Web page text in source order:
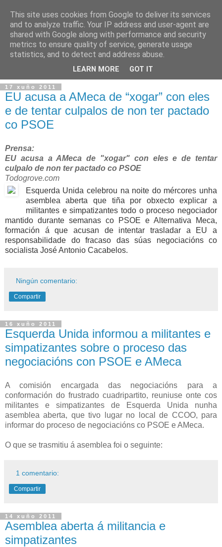
17 xuño 2011
EU acusa a AMeca de “xogar” con eles
e de tentar culpalos de non ter pactado
co PSOE
Prensa:
EU acusa a AMeca de "xogar" con eles e de tentar
culpalo de non ter pactado co PSOE
Todogrove.com
Esquerda Unida celebrou na noite do mércores unha
asemblea aberta que tiña por obxecto explicar a
militantes e simpatizantes todo o proceso negociador
mantido durante semanas co PSOE e Alternativa Meca,
formación á que acusan de intentar trasladar a EU a
responsabilidade do fracaso das súas negociacións co
socialista José Antonio Cacabelos.
Ningún comentario:
Compartir
16 xuño 2011
Esquerda Unida informou a militantes e
simpatizantes sobre o proceso das
negociacións con PSOE e AMeca
A comisión encargada das negociacións para a
conformación do frustrado cuadripartito, reuniuse onte cos
militantes e simpatizantes de Esquerda Unida nunha
asemblea aberta, que tivo lugar no local de CCOO, para
informar do proceso de negociacións co PSOE e AMeca.
O que se trasmitiu á asemblea foi o seguinte:
1 comentario:
Compartir
14 xuño 2011
Asemblea aberta á militancia e
simpatizantes
This site uses cookies from Google to deliver its services
and to analyze traffic. Your IP address and user-agent are
shared with Google along with performance and security
metrics to ensure quality of service, generate usage
statistics, and to detect and address abuse.
LEARN MORE GOT IT